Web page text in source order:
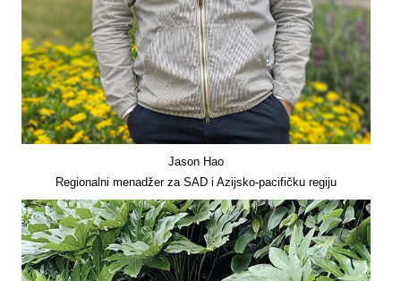
Jason Hao
Regionalni menadžer za SAD i Azijsko-pacifičku regiju